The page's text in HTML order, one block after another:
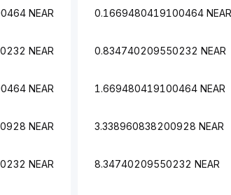
0.1669480419100464 NEAR
0.834740209550232 NEAR
1.669480419100464 NEAR
3.338960838200928 NEAR
8.34740209550232 NEAR
NEAR
NEAR
NEAR
NEAR
NEAR